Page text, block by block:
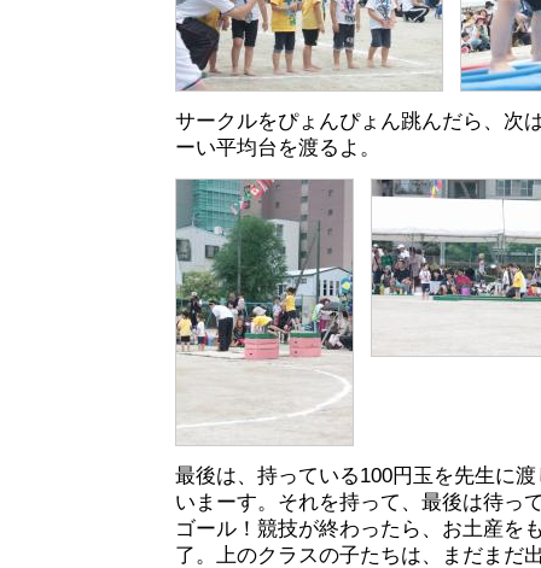
サークルをぴょんぴょん跳んだら、次
ーい平均台を渡るよ。
最後は、持っている100円玉を先生に
いまーす。それを持って、最後は待っ
ゴール！競技が終わったら、お土産を
了。上のクラスの子たちは、まだまだ